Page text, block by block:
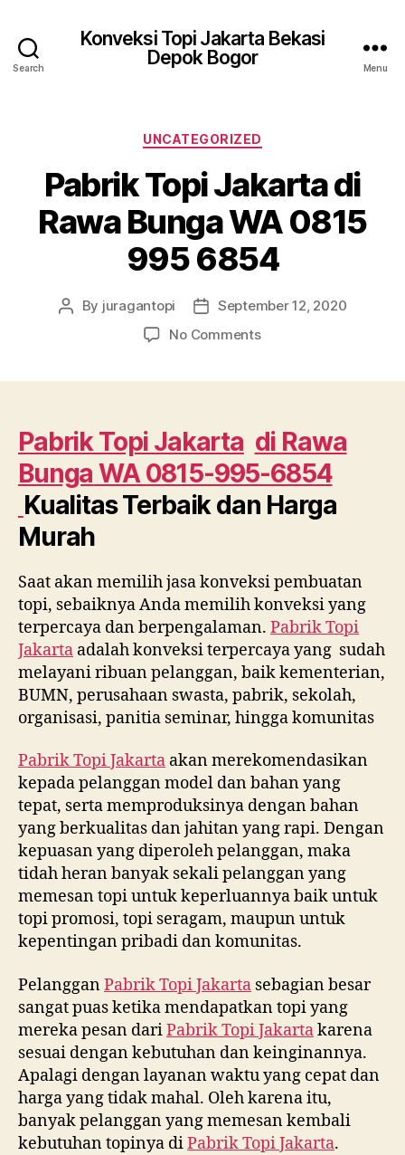
Search
Konveksi Topi Jakarta Bekasi
Depok Bogor
Menu
Categories
UNCATEGORIZED
Pabrik Topi Jakarta di
Rawa Bunga WA 0815
995 6854
Post
By juragantopi
PostSeptember 12, 2020
No Commentson
Rawa
Bunga
WA
0815
995
Pabrik Topi Jakarta di Rawa
Bunga WA 0815-995-6854
Kualitas Terbaik dan Harga
Murah
Saat akan memilih jasa konveksi pembuatan
topi, sebaiknya Anda memilih konveksi yang
terpercaya dan berpengalaman. Pabrik Topi
Jakarta adalah konveksi terpercaya yang sudah
melayani ribuan pelanggan, baik kementerian,
BUMN, perusahaan swasta, pabrik, sekolah,
organisasi, panitia seminar, hingga komunitas
Pabrik Topi Jakarta akan merekomendasikan
kepada pelanggan model dan bahan yang
tepat, serta memproduksinya dengan bahan
yang berkualitas dan jahitan yang rapi. Dengan
kepuasan yang diperoleh pelanggan, maka
tidah heran banyak sekali pelanggan yang
memesan topi untuk keperluannya baik untuk
topi promosi, topi seragam, maupun untuk
kepentingan pribadi dan komunitas.
PelangganPabrik Topi Jakarta sebagian besar
sangat puas ketika mendapatkan topi yang
mereka pesan dariPabrik Topi Jakartakarena
sesuai dengan kebutuhan dan keinginannya.
Apalagi dengan layanan waktu yang cepat dan
harga yang tidak mahal. Oleh karena itu,
banyak pelanggan yang memesan kembali
kebutuhan topinya diPabrik Topi Jakarta.